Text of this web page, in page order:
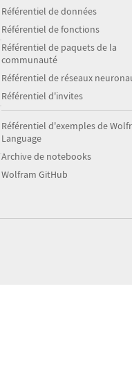
Référentiel de données
Référentiel de fonctions
Référentiel de paquets de la
communauté
Référentiel de réseaux
Référentiel d'invites
Référentiel d'exemples de
Language
Archive de notebooks
Wolfram GitHub